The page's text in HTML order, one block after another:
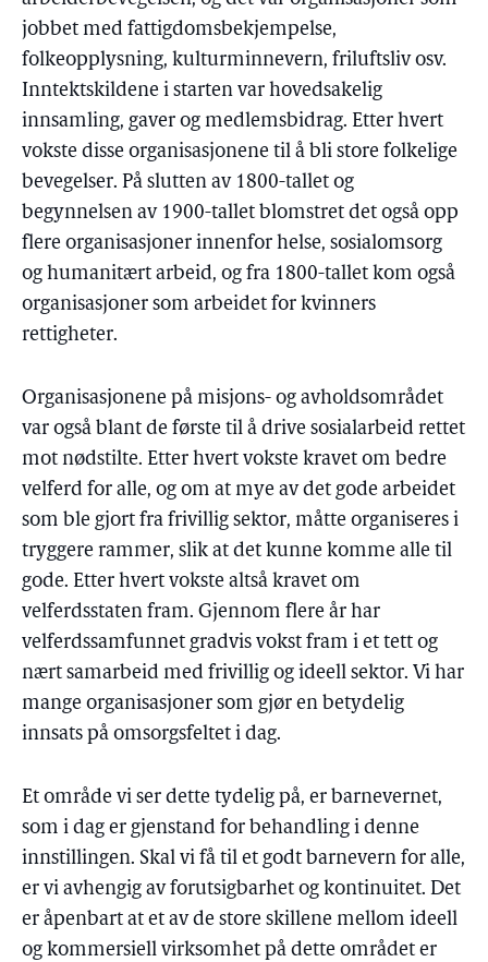
jobbet med fattigdomsbekjempelse,
folkeopplysning, kulturminnevern, friluftsliv osv.
Inntektskildene i starten var hovedsakelig
innsamling, gaver og medlemsbidrag. Etter hvert
vokste disse organisasjonene til å bli store folkelige
bevegelser. På slutten av 1800-tallet og
begynnelsen av 1900-tallet blomstret det også opp
flere organisasjoner innenfor helse, sosialomsorg
og humanitært arbeid, og fra 1800-tallet kom også
organisasjoner som arbeidet for kvinners
rettigheter.
Organisasjonene på misjons- og avholdsområdet
var også blant de første til å drive sosialarbeid rettet
mot nødstilte. Etter hvert vokste kravet om bedre
velferd for alle, og om at mye av det gode arbeidet
som ble gjort fra frivillig sektor, måtte organiseres i
tryggere rammer, slik at det kunne komme alle til
gode. Etter hvert vokste altså kravet om
velferdsstaten fram. Gjennom flere år har
velferdssamfunnet gradvis vokst fram i et tett og
nært samarbeid med frivillig og ideell sektor. Vi har
mange organisasjoner som gjør en betydelig
innsats på omsorgsfeltet i dag.
Et område vi ser dette tydelig på, er barnevernet,
som i dag er gjenstand for behandling i denne
innstillingen. Skal vi få til et godt barnevern for alle,
er vi avhengig av forutsigbarhet og kontinuitet. Det
er åpenbart at et av de store skillene mellom ideell
og kommersiell virksomhet på dette området er